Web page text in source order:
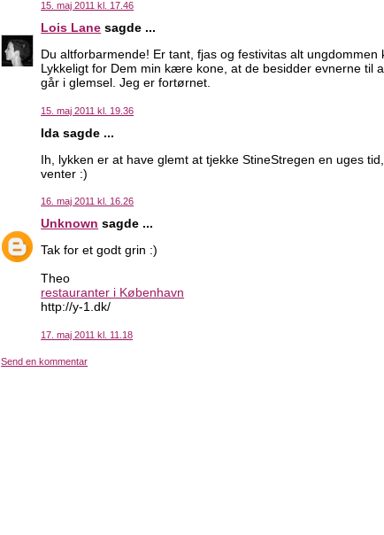
15. maj 2011 kl. 17.46
Lois Lane sagde ...
Du altforbarmende! Er tant, fjas og festivitas alt ungdommen
Lykkeligt for Dem min kære kone, at de besidder evnerne til
går i glemsel. Jeg er fortørnet.
15. maj 2011 kl. 19.36
Ida sagde ...
Ih, lykken er at have glemt at tjekke StineStregen en uges
venter :)
16. maj 2011 kl. 16.26
Unknown sagde ...
Tak for et godt grin :)
Theo
restauranter i København
http://y-1.dk/
17. maj 2011 kl. 11.18
Send en kommentar